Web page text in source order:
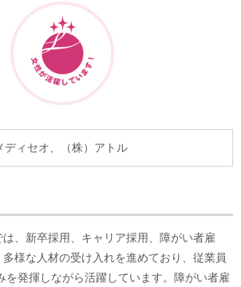
ディセオ、 （株）アトル
は、新卒採用、キャリア採用、障がい者雇
様な人材の受け入れを進めており、従業員
を発揮しながら活躍しています。障がい者雇